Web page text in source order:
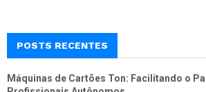
POSTS RECENTES
Máquinas de Cartões Ton: Facilitando o